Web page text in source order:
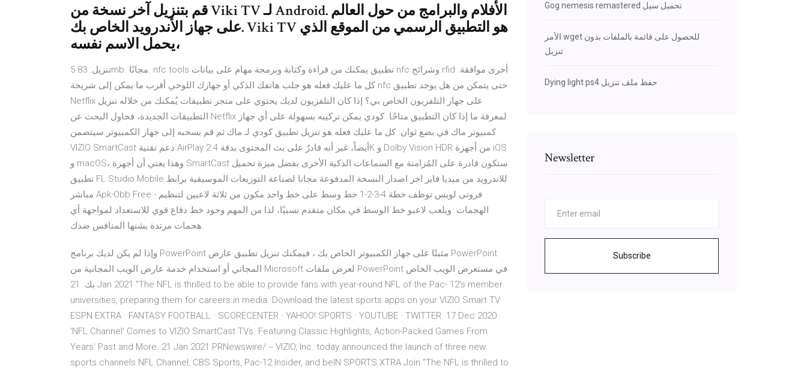
قم بتنزيل آخر نسخة من Viki TV لـ Android. الأفلام والبرامج من حول العالم
على جهاز الأندرويد الخاص بك. Viki TV هو التطبيق الرسمي من الموقع الذي
يحمل الاسم نفسه،
تنزيل. 5.83mb. مجانًا. nfc tools تطبيق يمكنك من قراءة وكتابة وبرمجة مهام على بيانات nfc وشرائح rfid أخرى موافقة.
كل ما عليك فعله هو جلب هاتفك الذكي أو جهازك اللوحي أقرب ما يمكن إلى شريحة nfc حتى يتمكن من هل يوجد تطبيق
Netflix على جهاز التلفزيون الخاص بي؟ إذا كان التلفزيون لديك يحتوي على متجر تطبيقات يُمكنك من خلاله تنزيل
التطبيقات الجديدة، فحاول البحث عن Netflix لمعرفة ما إذا كان التطبيق متاحًا. كودي يمكن تركيبه بسهولة على أي جهاز
كمبيوتر ماك في بضع ثوان. كل ما عليك فعله هو تنزيل تطبيق كودي لـ ماك ثم قم بسحبه إلى جهاز الكمبيوتر سيتضمن
VIZIO SmartCast دعم تقنية AirPlay 2 أيضاً، غير أنه قادرٌ على بث المحتوى بدقة 4K و Dolby Vision HDR من أجهزة iOS
و macOS، وهذا يعني أن أجهزة SmartCast ستكون قادرة على المُزامنة مع السماعات الذكية الأخرى بفضل ميزة تحميل
تطبيق FL Studio Mobile للاندرويد من ميديا فاير اخر اصدار النسخة المدفوعة مجانا لصناعة التوزيعات الموسيقية برابط
مباشر Apk-Obb Free - فروتى لوبس توظف خطة 4-3-2-1 خط وسط على خط واحد مكون من ثلاثة لاعبين لتنظيم
الهجمات. ويلعب لاعبو خط الوسط في مكان متقدم نسبيًا، لذا من المهم وجود خط دفاع قوي للاستعداد لمواجهة أي
هجمات مرتدة يشنها المنافس ضدك.
وإذا لم يكن لديك برنامج PowerPoint مثبتًا على جهاز الكمبيوتر الخاص بك ، فيمكنك تنزيل تطبيق عارض PowerPoint
المجاني أو استخدام خدمة عارض الويب المجانية من Microsoft لعرض ملفات PowerPoint في مستعرض الويب الخاص
بك. 21 Jan 2021 "The NFL is thrilled to be able to provide fans with year-round NFL of the Pac- 12's member
universities, preparing them for careers in media. Download the latest sports apps on your VIZIO Smart TV ·
ESPN EXTRA · FANTASY FOOTBALL · SCORECENTER · YAHOO! SPORTS · YOUTUBE · TWITTER. 17 Dec 2020
'NFL Channel' Comes to VIZIO SmartCast TVs​. Featuring Classic Highlights, Action-Packed Games From
Years' Past and More. 21 Jan 2021 PRNewswire/ -- VIZIO, Inc. today announced the launch of three new
sports channels NFL Channel, CBS Sports, Pac-12 Insider, and beIN SPORTS XTRA Join "The NFL is thrilled to
Gog nemesis remastered تحميل سيل
الأمر wget للحصول على قائمة بالملفات بدون
تنزيل
Dying light ps4 حفظ ملف تنزيل
Newsletter
Subscribe